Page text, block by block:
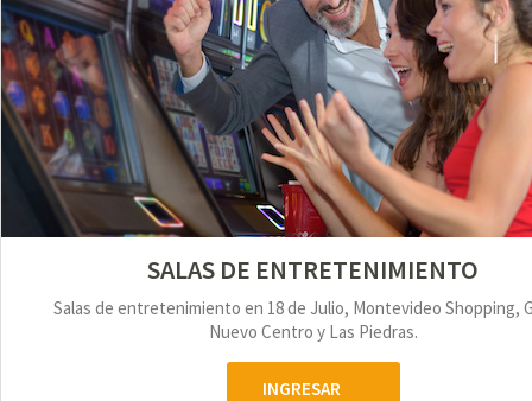
SALAS DE ENTRETENIMIENTO
Salas de entretenimiento en 18 de Julio, Montevideo Shopping,
Nuevo Centro y Las Piedras.
INGRESAR